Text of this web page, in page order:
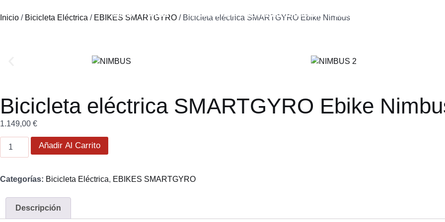
Inicio Tienda Accesorios Movilidad Reducida Patinetes Eléctricos
Inicio / Bicicleta Eléctrica / EBIKES SMARTGYRO / Bicicleta eléctrica SMARTGYRO Ebike Nimbus
Bicicleta eléctrica SMARTGYRO Ebike
1.149,00 €
Añadir Al Carrito
Categorías: Bicicleta Eléctrica, EBIKES SMARTGYRO
Descripción